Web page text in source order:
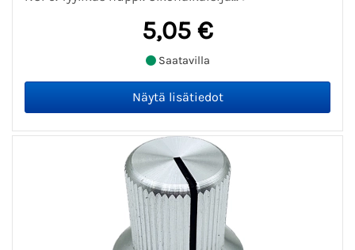
5,05 €
Saatavilla